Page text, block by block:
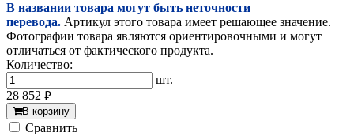
В названии товара могут быть неточности
перевода. Артикул этого товара имеет решающее значение.
Фотографии товара являются ориентировочными и могут
отличаться от фактического продукта.
Количество:
шт.
28 852 руб.
В корзину
Cравнить